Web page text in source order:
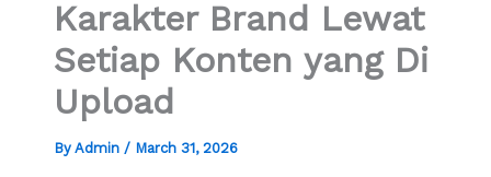
Karakter Brand Lewat
Setiap Konten yang Di
Upload
By Admin / March 31, 2026